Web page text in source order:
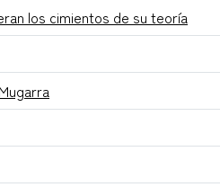
los cimientos de su teoría